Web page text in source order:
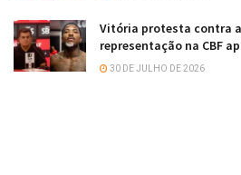
Vitória protesta contra
representação na CBF
30 DE JULHO DE 2026